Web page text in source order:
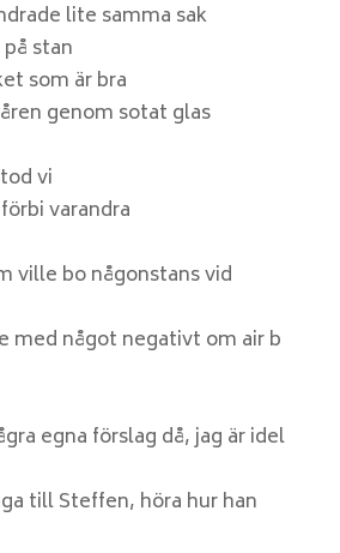
lite samma sak
stan
som är bra
genom sotat glas
vi
varandra
ville bo någonstans vid
med något negativt om air b
egna förslag då, jag är idel
till Steffen, höra hur han